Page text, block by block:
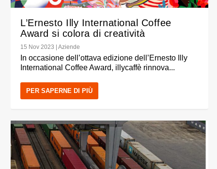
L’Ernesto Illy International Coffee
Award si colora di creatività
15 Nov 2023 |Aziende
In occasione dell’ottava edizione dell’Ernesto Illy
International Coffee Award, illycaffè rinnova...
PER SAPERNE DI PIÙ